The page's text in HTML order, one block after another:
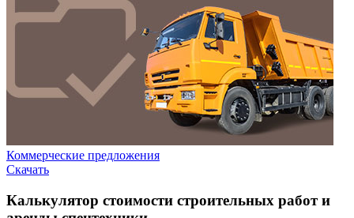
Коммерческие предложения
Скачать
Калькулятор стоимости строительных работ и